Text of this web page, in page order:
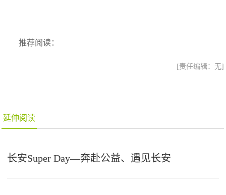
推荐阅读：
[责任编辑：无]
延伸阅读
长安Super Day—奔赴公益、遇见长安